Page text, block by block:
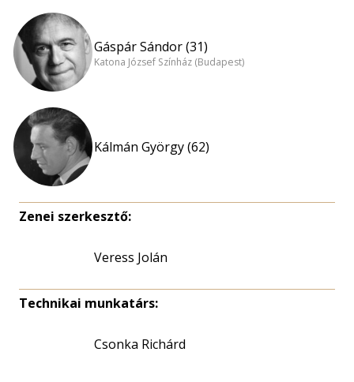
Gáspár Sándor (31)
Katona József Színház (Budapest)
Kálmán György (62)
Zenei szerkesztő:
Veress Jolán
Technikai munkatárs:
Csonka Richárd